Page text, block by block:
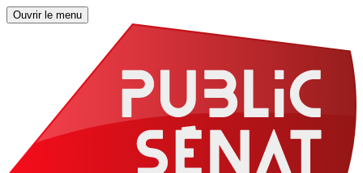
Ouvrir le menu